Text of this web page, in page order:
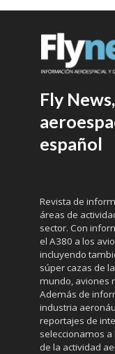
Fly
español
Revista de
áreas de
sector. Con
el A380 a los
incluyendo
súper cazas de
mundo, aviones
Además de
industria
reportajes de
seleccionamos
de la actividad